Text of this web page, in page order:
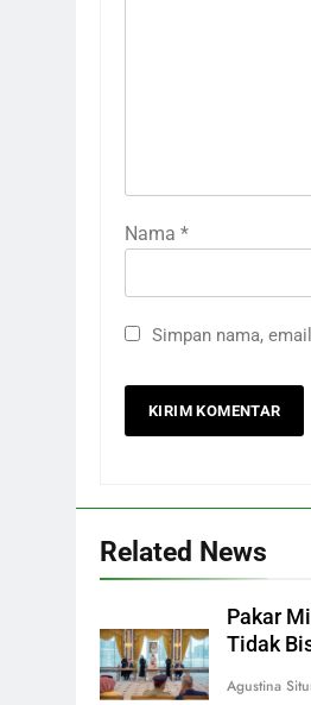
Nama *
Simpan nama,
Related News
Pakar
Tidak
Agustina